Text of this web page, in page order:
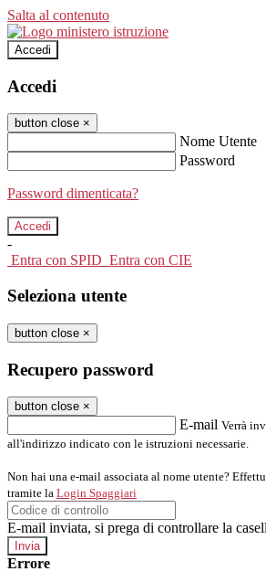
Salta al contenuto
Accedi
Accedi
button close ×
Nome Utente
Password
Password dimenticata?
-
Entra con SPID Entra con CIE
Seleziona utente
button close ×
Recupero password
button close ×
E-mail Verrà
all'indirizzo indicato con le istruzioni necessarie.
Non hai una e-mail associata al nome utente?
tramite la Login Spaggiari
E-mail inviata, si prega di controllare la
Errore